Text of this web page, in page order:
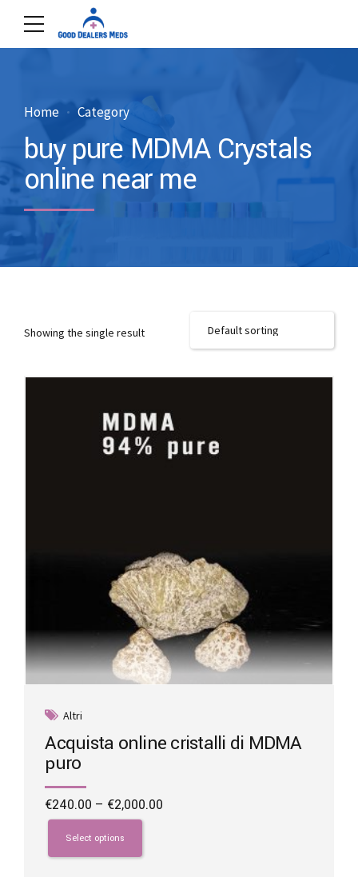
Home Category
buy pure MDMA Crystals
online near me
Showing the single result
Altri
Acquista online cristalli di MDMA
puro
€240.00 – €2,000.00
Select options
This
product
has